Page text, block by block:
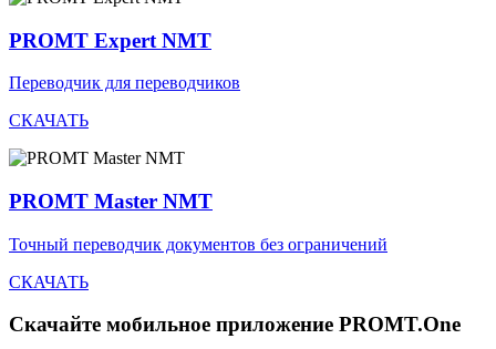
PROMT Expert NMT
Переводчик для переводчиков
СКАЧАТЬ
PROMT Master NMT
Точный переводчик документов без ограничений
СКАЧАТЬ
Скачайте мобильное приложение PROMT.One